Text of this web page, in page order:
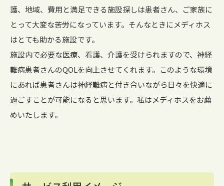
護、地域、費用と満足できる施設探しは患者さん、ご家族に
とって大変な苦労になっています。そんなときにメディホス
はとても助かる施設です。
施設内で必要な医療、看護、介護を受けられますので、神経
難病患者さんのQOLを向上させてくれます。このような環境
にあれば患者さんは神経難病と付き合いながら日々を快適に
過ごすことが可能になると思います。私はメディホスをお薦
めいたします。